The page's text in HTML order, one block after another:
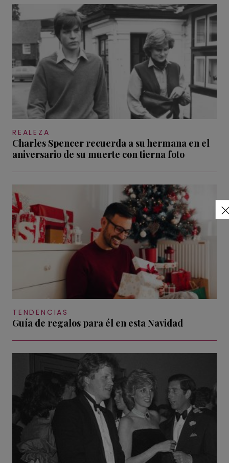
REALEZA
Charles Spencer recuerda a su hermana en el
aniversario de su muerte con tierna foto
TENDENCIAS
Guía de regalos para él en esta Navidad